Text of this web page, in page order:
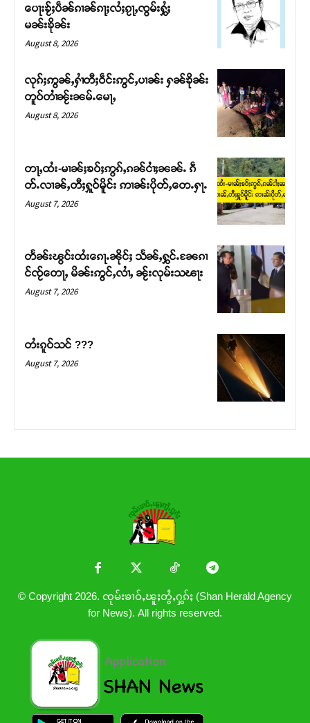
ပေႃးၶႂ်ႈပဵၼ်ၵၢၼ်ၵႃႈလႆႈၵႂႃႇၸွမ်းႁွႆႈ
မၼ်းၶိုၼ်း
August 8, 2026
လုၵ်ႈဢွၼ်ႇႁၢႆတီႈဝဵင်းဢွင်ႇပၢၼ်း ႁၼ်ၶိုၼ်း
တူဝ်တၢႆၼႂ်းၼမ်ႉမေႃႇ
August 8, 2026
တႃႇထႆး-မၢၼ်ႈၶဝ်ႈဢွၵ်ႇၵၼ်ငၢႆႈၼၼ်ႉ ၵဵ
တ်ႉလၢၼ်ႇတီႈႁူဝ်မိူင်း ဢၢၼ်းပိုတ်ႇတေႉႁႃႉ
August 7, 2026
တႅၼ်းၽွင်းထႆးၵေႃႉၼိုင်ႈ သႅၼ်ႇႁွင်ႉၼႄၵၢ
င်ၸႂ်တေႃႇ မိၼ်းဢွင်ႇလၢႆႇ ၼႂ်းလုမ်းသၽႃး
August 7, 2026
တႆးၵူဝ်သင် ???
August 7, 2026
© Copyright 2026. ၸုမ်းၶၢဝ်ႇၽူႈတွႆႇႁွၵ်ႈ (Shan Herald Agency
for News). All rights reserved.